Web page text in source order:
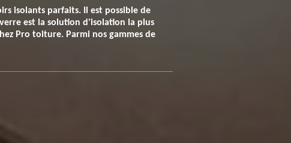
isolants parfaits. Il est possible de
est la solution d'isolation la plus
Pro toiture. Parmi nos gammes de